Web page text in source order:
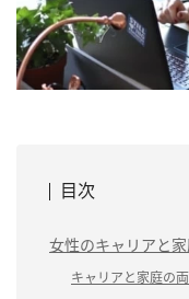
目次
女性のキャリアと
キャリアと家庭の